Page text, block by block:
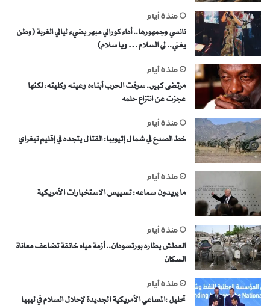
منذ 6 أيام
نانسي وجمهورها.. أداء كورالي مبهر يضيء ليالي الغربة (وطن
يغني.. لي السلام… ويا سلام)
منذ 6 أيام
مرتضى كبير.. سرقت الحرب أبناءه وعينه وكليته، لكنها
عجزت عن انتزاع حلمه
منذ 6 أيام
خط الصدع في شمال إثيوبيا: القتال يتجدد في إقليم تيغراي
منذ 6 أيام
ما يريدون سماعه: تسييس الاستخبارات الأمريكية
منذ 6 أيام
العطش يطارد بورتسودان.. أزمة مياه خانقة تضاعف معاناة
السكان
منذ 6 أيام
تحليل :المساعي الأمريكية الجديدة لإحلال السلام في ليبيا